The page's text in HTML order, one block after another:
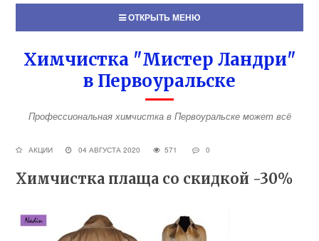
ОТКРЫТЬ МЕНЮ
Химчистка "Мистер Ландри"
в Первоуральске
Профессиональная химчистка в Первоуральске может всё
АКЦИИ 04 АВГУСТА 2020 571 0
Химчистка плаща со скидкой -30%